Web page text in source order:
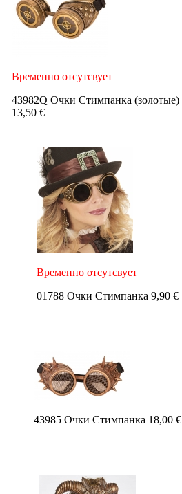
Временно отсутсвует
43982Q Очки Стимпанка (золотые)
13,50 €
Временно отсутсвует
01788 Очки Стимпанка 9,90 €
43985 Очки Стимпанка 18,00 €